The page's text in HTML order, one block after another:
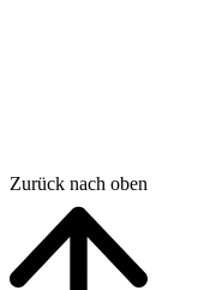
Zurück nach oben